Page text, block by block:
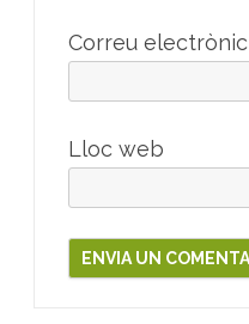
Correu electrònic
Lloc web